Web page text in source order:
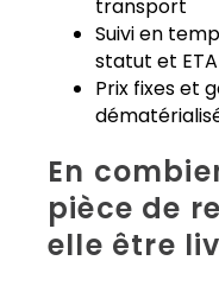
transport
Suivi en
statut et ETA
Prix fixes et
En
pièce de
elle être